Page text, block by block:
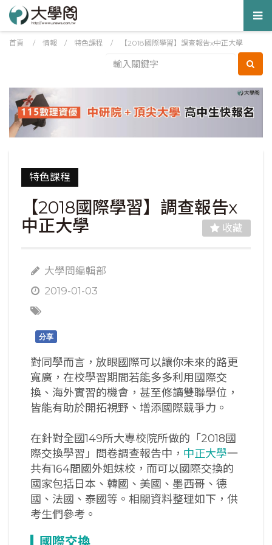
首頁 / 情報 / 特色課程 / 【2018國際學習】調查報告x中正大學
特色課程
【2018國際學習】調查報告x
中正大學
收藏
大學問編輯部
2019-01-03
分享
對同學而言，放眼國際可以讓你未來的路更
寬廣，在校學習期間若能多多利用國際交
換、海外實習的機會，甚至修讀雙聯學位，
皆能有助於開拓視野、增添國際競爭力。
在針對全國149所大專校院所做的「2018國
際交換學習」問卷調查報告中， 中正大學一
共有164間國外姐妹校，而可以國際交換的
國家包括日本、韓國、美國、墨西哥、德
國、法國、泰國等。相關資料整理如下，供
考生們參考。
國際交換